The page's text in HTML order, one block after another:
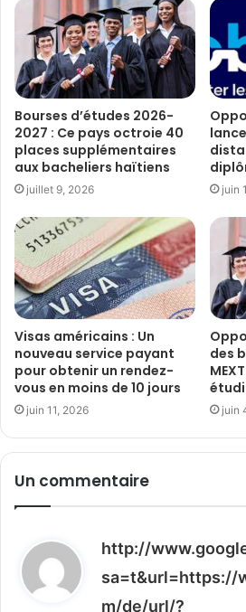
Bourses d’études 2026-
2027 : Ce pays octroie 40
places supplémentaires
aux bacheliers haïtiens
juillet 9, 2026 juin
Visas américains : Un
nouveau service payant
pour obtenir un rendez-
vous en moins de 10 jours
juin 11, 2026
des
juin
Un commentaire
http://
sa=t&url=https://
m/de/url/?